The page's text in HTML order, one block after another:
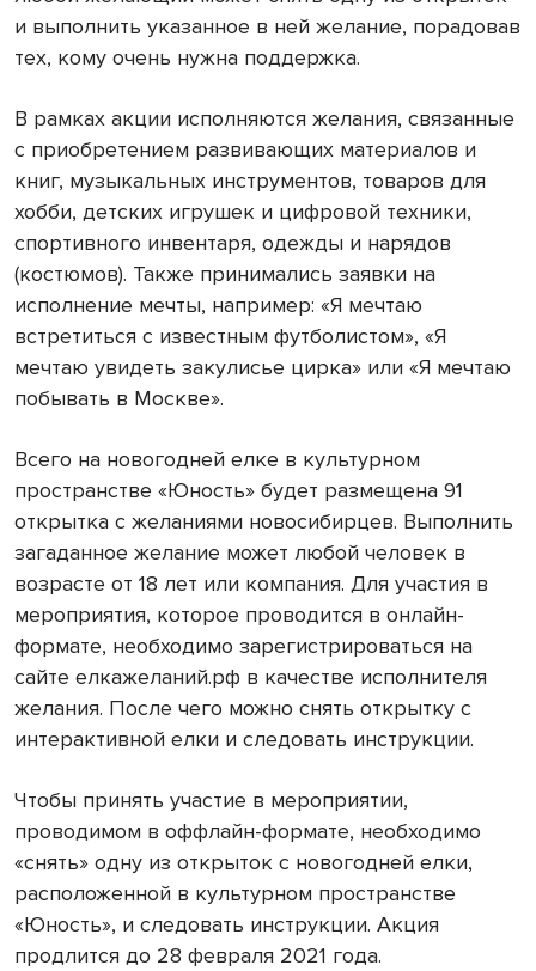
и выполнить указанное в ней желание, порадовав
тех, кому очень нужна поддержка.
В рамках акции исполняются желания, связанные
с приобретением развивающих материалов и
книг, музыкальных инструментов, товаров для
хобби, детских игрушек и цифровой техники,
спортивного инвентаря, одежды и нарядов
(костюмов). Также принимались заявки на
исполнение мечты, например: «Я мечтаю
встретиться с известным футболистом», «Я
мечтаю увидеть закулисье цирка» или «Я мечтаю
побывать в Москве».
Всего на новогодней елке в культурном
пространстве «Юность» будет размещена 91
открытка с желаниями новосибирцев. Выполнить
загаданное желание может любой человек в
возрасте от 18 лет или компания. Для участия в
мероприятия, которое проводится в онлайн-
формате, необходимо зарегистрироваться на
сайте елкажеланий.рф в качестве исполнителя
желания. После чего можно снять открытку с
интерактивной елки и следовать инструкции.
Чтобы принять участие в мероприятии,
проводимом в оффлайн-формате, необходимо
«снять» одну из открыток с новогодней елки,
расположенной в культурном пространстве
«Юность», и следовать инструкции. Акция
продлится до 28 февраля 2021 года.